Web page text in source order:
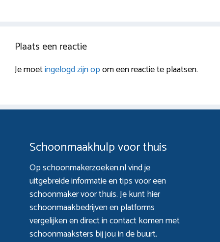
Plaats een reactie
Je moetingelogd zijn opom een reactie te plaatsen.
Schoonmaakhulp voor thuis
Op schoonmakerzoeken.nl vind je
uitgebreide informatie en tips voor een
schoonmaker voor thuis. Je kunt hier
schoonmaakbedrijven en platforms
vergelijken en direct in contact komen met
schoonmaaksters bij jou in de buurt.